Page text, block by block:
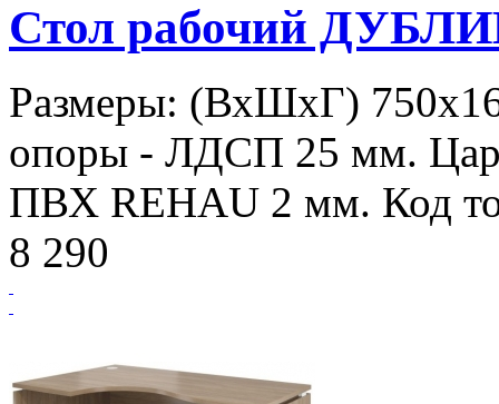
Стол рабочий
Размеры: (ВхШхГ)
опоры - ЛДСП 25 мм.
ПВХ REHAU 2 мм. Код
8 290